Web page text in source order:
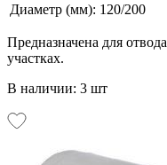
Диаметр (мм): 120/200
Предназначена для
участках.
В наличии: 3 шт